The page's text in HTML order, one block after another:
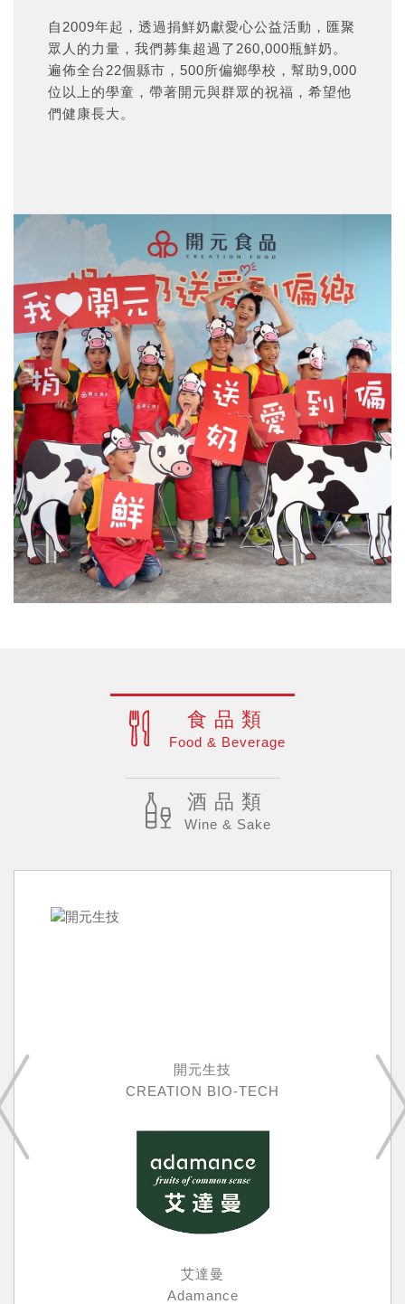
自2009年起，透過捐鮮奶獻愛心公益活動，匯聚
眾人的力量，我們募集超過了260,000瓶鮮奶。
遍佈全台22個縣市，500所偏鄉學校，幫助9,000
位以上的學童，帶著開元與群眾的祝福，希望他
們健康長大。
食品類
Food & Beverage
酒品類
Wine & Sake
開元生技
CREATION BIO-TECH
艾達曼
Adamance